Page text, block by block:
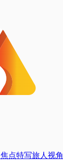
焦点特写旅人视角